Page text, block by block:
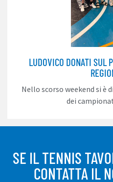
LUDOVICO DONATI SUL
Nello scorso weekend si è
dei
SE IL TENNIS
CONTATTA IL